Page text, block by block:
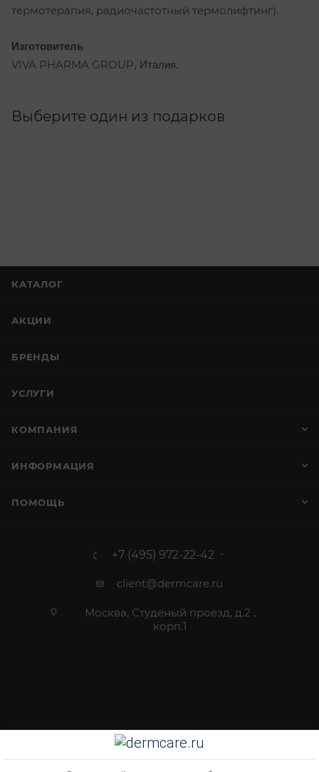
термотерапия, радиочастотный термолифтинг).
Изготовитель
VIVA PHARMA GROUP, Италия.
Выберите один из подарков
КАТАЛОГ
АКЦИИ
БРЕНДЫ
УСЛУГИ
КОМПАНИЯ
ИНФОРМАЦИЯ
ПОМОЩЬ
+7 (495) 972-22-42
client@dermcare.ru
Москва, Студеный проезд, д.2 ,
корп.1
2012 - 2026 © Dermcare.ru - интернет-магазин косметики